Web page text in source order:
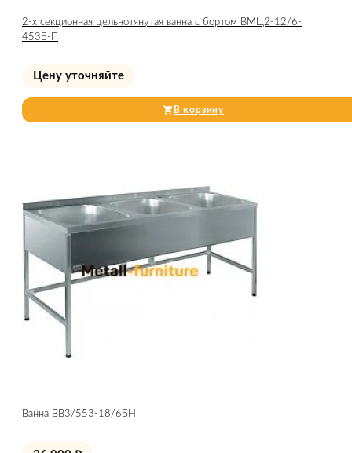
2-х секционная цельнотянутая ванна с бортом ВМЦ2-12/6-
453Б-П
Цену уточняйте
В корзину
Ванна ВВ3/553-18/6БН